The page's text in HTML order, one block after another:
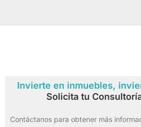
Invierte en inmuebles,
Solicita tu
Contáctanos para obtener más